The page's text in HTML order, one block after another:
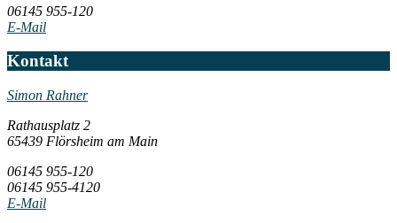
06145 955-120
E-Mail
Kontakt
Simon Rahner
Rathausplatz 2
65439 Flörsheim am Main
06145 955-120
06145 955-4120
E-Mail